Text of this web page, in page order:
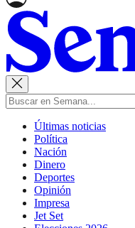
Últimas noticias
Política
Nación
Dinero
Deportes
Opinión
Impresa
Jet Set